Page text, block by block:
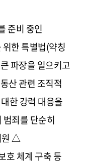
준비 중인
한 특별법(약칭
파장을 일으키고
산 관련 조직적
한 강력 대응을
죄를 단순히
원 △
호 체계 구축 등